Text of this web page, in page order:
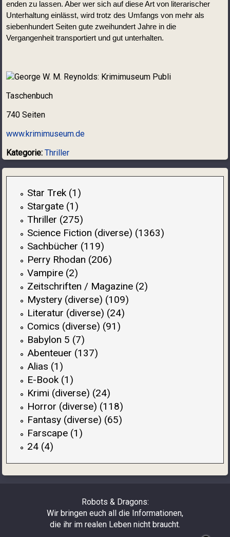
enden zu lassen. Aber wer sich auf diese Art von literarischer
Unterhaltung einlässt, wird trotz des Umfangs von mehr als
siebenhundert Seiten gute zweihundert Jahre in die
Vergangenheit transportiert und gut unterhalten.
Taschenbuch
740 Seiten
www.krimimuseum.de
Kategorie:Thriller
Star Trek (1)
Stargate (1)
Thriller (275)
Science Fiction (diverse) (1363)
Sachbücher (119)
Perry Rhodan (206)
Vampire (2)
Zeitschriften / Magazine (2)
Mystery (diverse) (109)
Literatur (diverse) (24)
Comics (diverse) (91)
Babylon 5 (7)
Abenteuer (137)
Alias (1)
E-Book (1)
Krimi (diverse) (24)
Horror (diverse) (118)
Fantasy (diverse) (65)
Farscape (1)
24 (4)
Robots & Dragons:
Wir bringen euch all die Informationen,
die ihr im realen Leben nicht braucht.